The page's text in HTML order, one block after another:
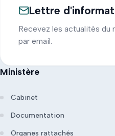
Lettre
Recevez les actualités
par email.
Ministère
Cabinet
Documentation
Organes rattachés